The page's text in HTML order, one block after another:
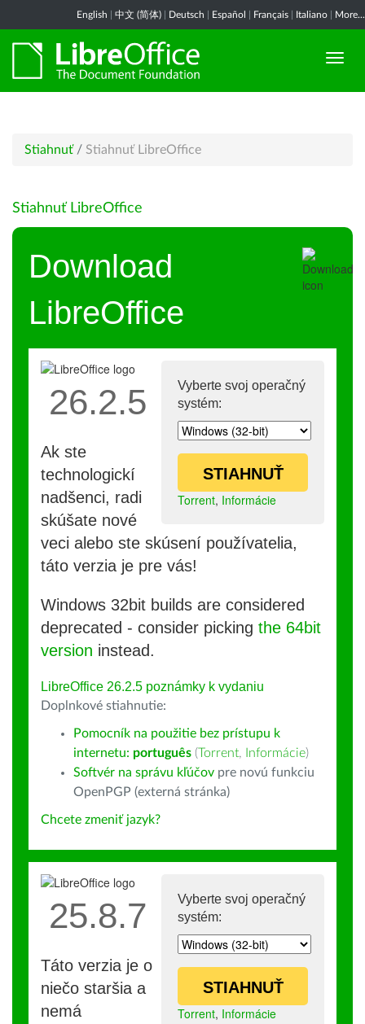
English 中文 (简体) Deutsch Español Français Italiano More...
Stiahnuť / Stiahnuť LibreOffice
Stiahnuť LibreOffice
Download
LibreOffice
Vyberte svoj operačný
systém:
STIAHNUŤ
Torrent, Informácie
26.2.5
Ak ste
technologickí
nadšenci, radi
skúšate nové
veci alebo ste skúsení používatelia,
táto verzia je pre vás!
Windows 32bit builds are considered
deprecated - consider picking the 64bit
version instead.
LibreOffice 26.2.5 poznámky k vydaniu
Doplnkové stiahnutie:
Pomocník na použitie bez prístupu k
internetu: português (Torrent, Informácie)
Softvér na správu kľúčov pre novú funkciu
OpenPGP (externá stránka)
Chcete zmeniť jazyk?
Vyberte svoj operačný
systém:
STIAHNUŤ
Torrent, Informácie
25.8.7
Táto verzia je o
niečo staršia a
nemá